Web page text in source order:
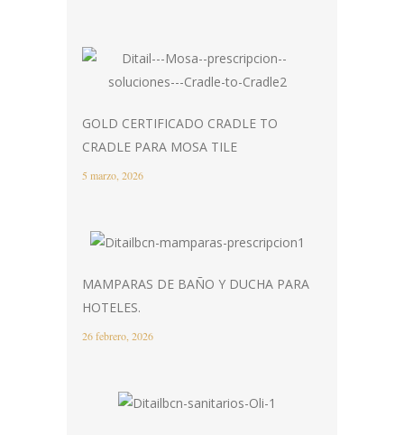
GOLD CERTIFICADO CRADLE TO
CRADLE PARA MOSA TILE
5 marzo, 2026
MAMPARAS DE BAÑO Y DUCHA PARA
HOTELES.
26 febrero, 2026